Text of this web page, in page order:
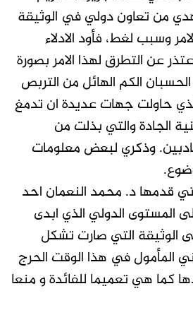
من تعاون دولي في الوثيقة
وسبب لغط، فأود الادلاء
عن التطرق لهذا الامر بصورة
الكم الهائل من التربص
حاولت جهات عديدة ان تدمغ
الجادة والتي بذلت من
وذكري لبعض معلومات
قدمها د. محمد النعمان احد
المستوى الدولي الذي ابدى
التي صارت تشكل
المأمول في هذا الوقت الحرج
كما هي تعميما للفائدة و منعا